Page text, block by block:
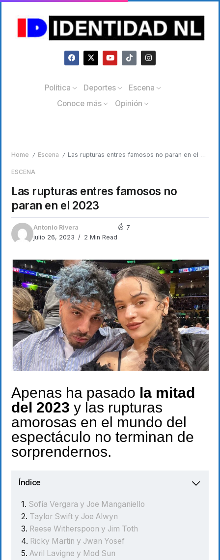
Política Deportes
Escena
Conoce más
Opinión
Home / Escena / Las rupturas entres famosos no paran en el 2023
ESCENA
Las rupturas entres famosos no
paran en el 2023
Antonio Rivera
julio 26, 2023
2 Min Read
7
Apenas ha pasado la mitad
del 2023 y las rupturas
amorosas en el mundo del
espectáculo no terminan de
sorprendernos.
Índice
Sofía Vergara y Joe Manganiello
Taylor Swift y Joe Alwyn
Reese Witherspoon y Jim Toth
Ricky Martin y Jwan Yosef
Avril Lavigne y Mod Sun